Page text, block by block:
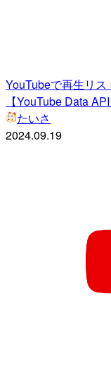
YouTubeで再生リ
【YouTube Data
たいさ
2024.09.19